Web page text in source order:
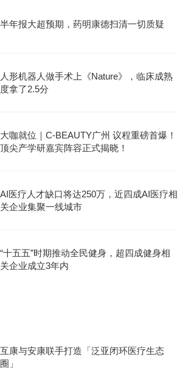
半年报大超预期，药明康德扫清一切质疑
人形机器人做手术上《Nature》，临床成熟
度拿了2.5分
大咖就位｜C-BEAUTY广州 议程重磅首爆！
顶尖产学研嘉宾阵容正式揭晓！
AI医疗人才缺口将达250万，近四成AI医疗相
关企业集聚一线城市
“十五五”时期推动全民健身，超四成健身相
关企业成立3年内
互康与安康联手打造「泛亚闭环医疗生态
圈」